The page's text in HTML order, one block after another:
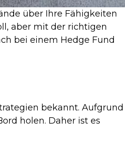
über Ihre Fähigkeiten
aber mit der richtigen
bei einem Hedge Fund
bekannt. Aufgrund
holen. Daher ist es